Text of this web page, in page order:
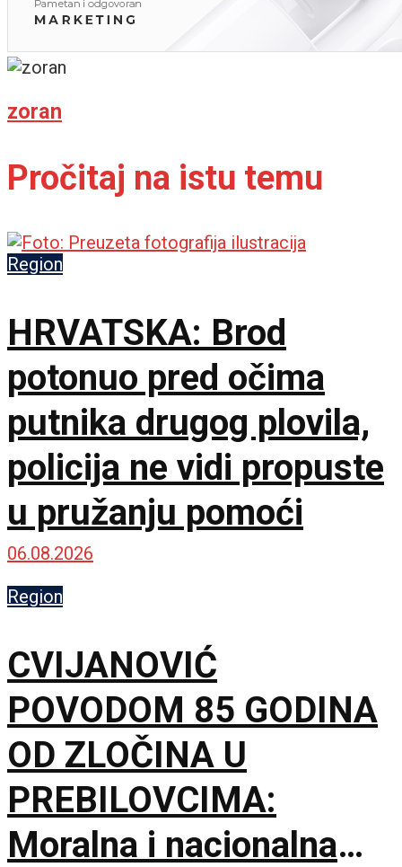
zoran
Pročitaj na istu temu
Region
HRVATSKA: Brod
potonuo pred očima
putnika drugog plovila,
policija ne vidi propuste
u pružanju pomoći
06.08.2026
Region
CVIJANOVIĆ
POVODOM 85 GODINA
OD ZLOČINA U
PREBILOVCIMA:
Moralna i nacionalna